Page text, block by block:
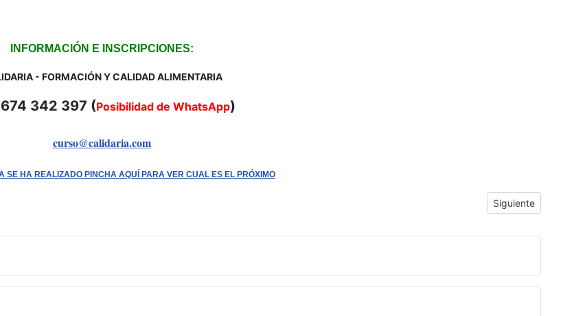
INFORMACIÓN E INSCRIPCIONES:
- FORMACIÓN Y CALIDAD ALIMENTARIA
342 397 (Posibilidad de WhatsApp)
curso@calidaria.com
SE HA REALIZADO PINCHA AQUÍ PARA VER CUAL ES EL PRÓXIMO
Manipulador de Alimentos el 23 de Enero del 2014 de 10:30 a 13:30 Artículo
Siguiente